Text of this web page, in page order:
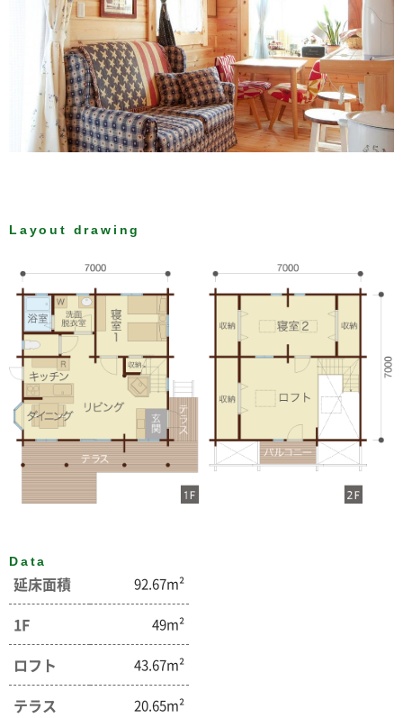
Layout drawing
Data
延床面積 92.67m²
1F 49m²
ロフト 43.67m²
テラス 20.65m²